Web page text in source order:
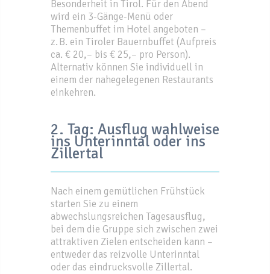
Besonderheit in Tirol. Für den Abend
wird ein 3-Gänge-Menü oder
Themenbuffet im Hotel angeboten –
z. B. ein Tiroler Bauernbuffet (Aufpreis
ca. € 20,– bis € 25,– pro Person).
Alternativ können Sie individuell in
einem der nahegelegenen Restaurants
einkehren.
2. Tag: Ausflug wahlweise
ins Unterinntal oder ins
Zillertal
Nach einem gemütlichen Frühstück
starten Sie zu einem
abwechslungsreichen Tagesausflug,
bei dem die Gruppe sich zwischen zwei
attraktiven Zielen entscheiden kann –
entweder das reizvolle Unterinntal
oder das eindrucksvolle Zillertal.